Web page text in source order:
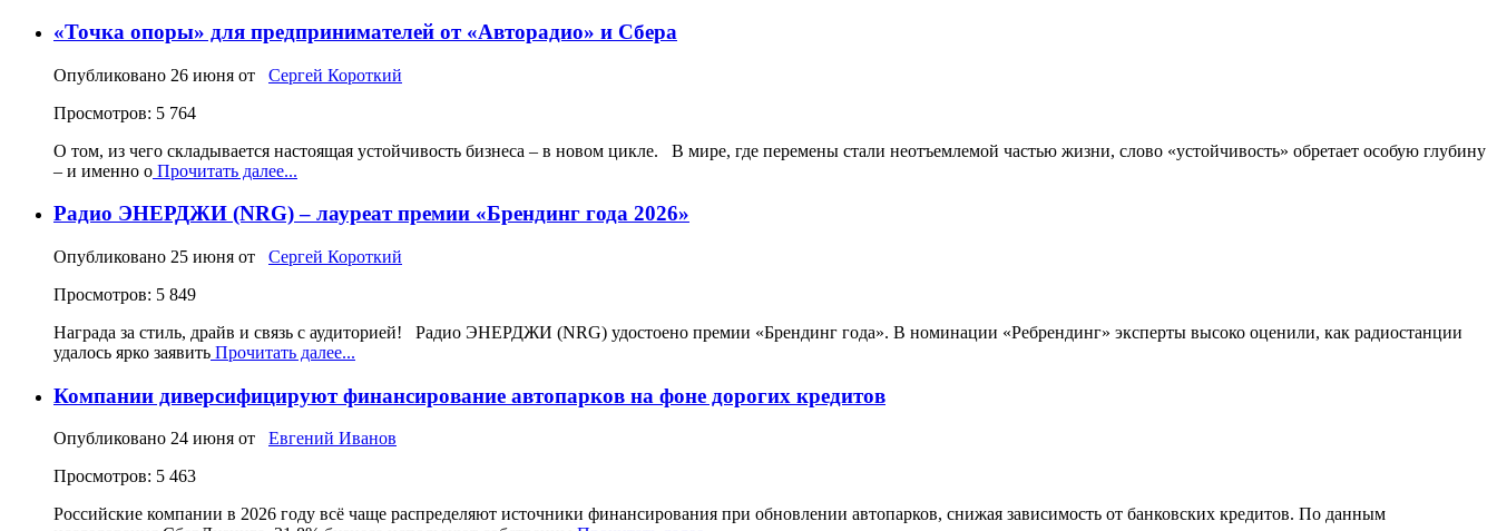
«Точка опоры» для предпринимателей от «Авторадио» и Сбера
Опубликовано 26 июня от Сергей Короткий
Просмотров: 5 764
О том, из чего складывается настоящая устойчивость бизнеса – в новом цикле. В мире, где перемены стали неотъемлемой частью жизни, слово «устойчивость» обретает особую глубину
– и именно о Прочитать далее...
Радио ЭНЕРДЖИ (NRG) – лауреат премии «Брендинг года 2026»
Опубликовано 25 июня от Сергей Короткий
Просмотров: 5 849
Награда за стиль, драйв и связь с аудиторией! Радио ЭНЕРДЖИ (NRG) удостоено премии «Брендинг года». В номинации «Ребрендинг» эксперты высоко оценили, как радиостанции
удалось ярко заявить Прочитать далее...
Компании диверсифицируют финансирование автопарков на фоне дорогих кредитов
Опубликовано 24 июня от Евгений Иванов
Просмотров: 5 463
Российские компании в 2026 году всё чаще распределяют источники финансирования при обновлении автопарков, снижая зависимость от банковских кредитов. По данным